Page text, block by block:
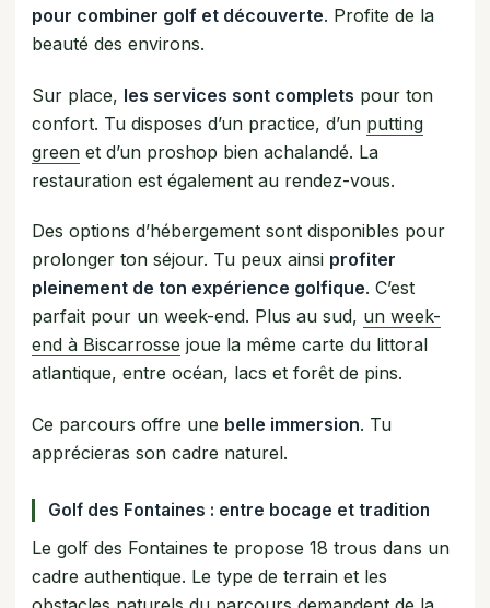
pour combiner golf et découverte. Profite de la
beauté des environs.
Sur place, les services sont complets pour ton
confort. Tu disposes d’un practice, d’un putting
greenet d’un proshop bien achalandé. La
restauration est également au rendez-vous.
Des options d’hébergement sont disponibles pour
prolonger ton séjour. Tu peux ainsi profiter
pleinement de ton expérience golfique. C’est
parfait pour un week-end. Plus au sud, un week-
end à Biscarrosse joue la même carte du littoral
atlantique, entre océan, lacs et forêt de pins.
Ce parcours offre une belle immersion. Tu
apprécieras son cadre naturel.
Golf des Fontaines : entre bocage et tradition
Le golf des Fontaines te propose 18 trous dans un
cadre authentique. Le type de terrain et les